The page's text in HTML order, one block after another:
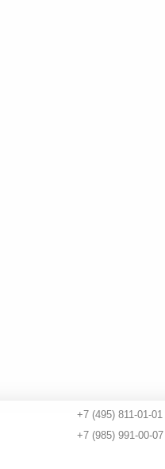
+7 (495) 811-01-01
+7 (985) 991-00-07